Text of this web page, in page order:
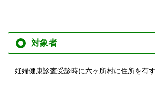
対象者
妊婦健康診査受診時に六ヶ所村に住所を有